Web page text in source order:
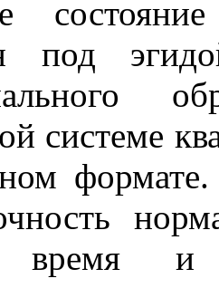
под
системе
время и